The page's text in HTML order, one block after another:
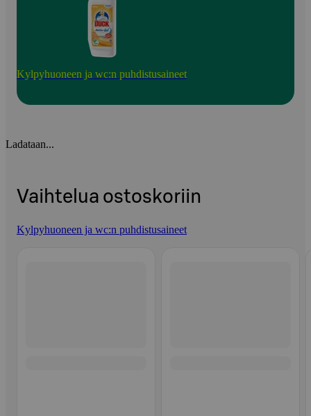
Kylpyhuoneen ja wc:n puhdistusaineet
Ladataan...
Vaihtelua ostoskoriin
Kylpyhuoneen ja wc:n puhdistusaineet